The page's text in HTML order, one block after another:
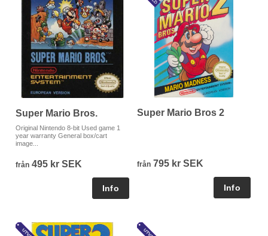
Super Mario Bros.
Original Nintendo 8-bit Used game 1
year warranty General box/cart
image...
från 495 kr SEK
Super Mario Bros 2
från 795 kr SEK